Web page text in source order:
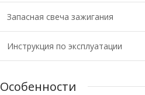
Запасная свеча зажигания
Инструкция по эксплуатации
Особенности